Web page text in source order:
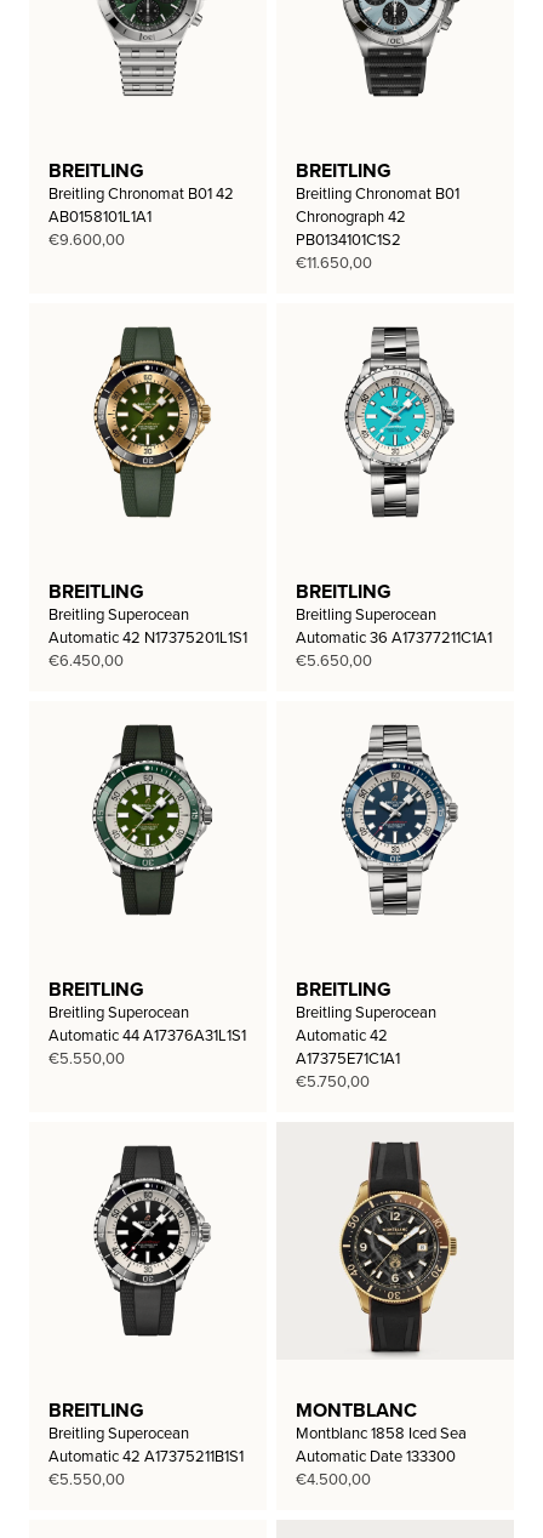
BREITLING
Breitling Chronomat B01 42
AB0158101L1A1
€9.600,00
BREITLING
Breitling Chronomat B01
Chronograph 42
PB0134101C1S2
€11.650,00
BREITLING
Breitling Superocean
Automatic 42 N17375201L1S1
€6.450,00
BREITLING
Breitling Superocean
Automatic 36 A17377211C1A1
€5.650,00
BREITLING
Breitling Superocean
Automatic 44 A17376A31L1S1
€5.550,00
BREITLING
Breitling Superocean
Automatic 42
A17375E71C1A1
€5.750,00
BREITLING
Breitling Superocean
Automatic 42 A17375211B1S1
€5.550,00
MONTBLANC
Montblanc 1858 Iced Sea
Automatic Date 133300
€4.500,00